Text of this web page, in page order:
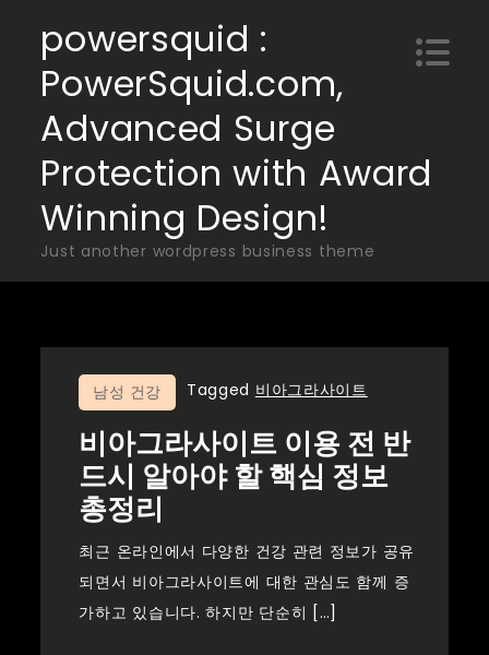
content
powersquid :
PowerSquid.com,
Advanced Surge
Protection with Award
Winning Design!
Just another wordpress business theme
남성 건강 Tagged 비아그라사이트
비아그라사이트 이용 전 반
드시 알아야 할 핵심 정보
총정리
최근 온라인에서 다양한 건강 관련 정보가 공유
되면서 비아그라사이트에 대한 관심도 함께 증
가하고 있습니다. 하지만 단순히 […]